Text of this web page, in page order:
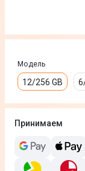
Модель
12/256 GB
Принимаем